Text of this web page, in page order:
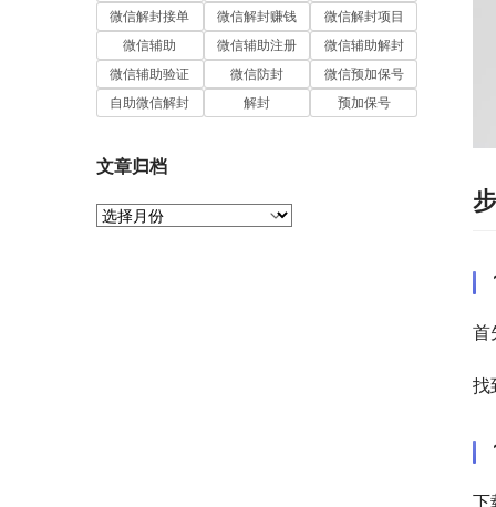
首
找
下
微信解封接单
微信解封赚钱
微信解封项目
微信辅助
微信辅助注册
微信辅助解封
微信辅助验证
微信防封
微信预加保号
自助微信解封
解封 预加保号
文章归档
文